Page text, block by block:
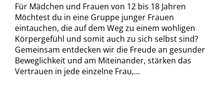
Für Mädchen und Frauen von 12 bis 18 Jahren
Möchtest du in eine Gruppe junger Frauen
eintauchen, die auf dem Weg zu einem wohligen
Körpergefühl und somit auch zu sich selbst sind?
Gemeinsam entdecken wir die Freude an gesunder
Beweglichkeit und am Miteinander, stärken das
Vertrauen in jede einzelne Frau,…